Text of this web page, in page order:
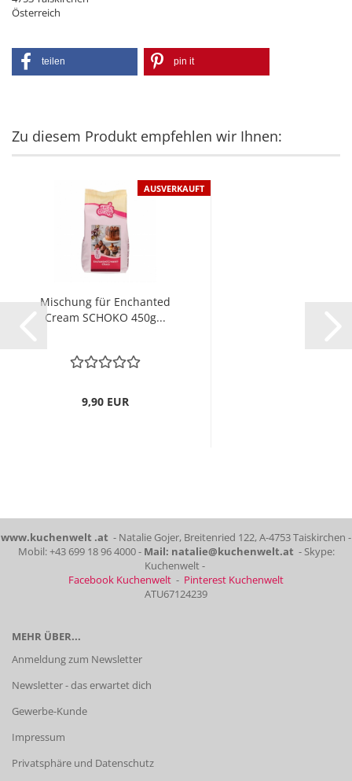
Österreich
teilen pin it
Zu diesem Produkt empfehlen wir Ihnen:
AUSVERKAUFT
Mischung für Enchanted
Cream SCHOKO 450g...
9,90 EUR
www.kuchenwelt .at - Natalie Gojer, Breitenried 122, A-4753 Taiskirchen -
Mobil: +43 699 18 96 4000 - Mail: natalie@kuchenwelt.at - Skype:
Kuchenwelt -
Facebook Kuchenwelt - Pinterest Kuchenwelt
ATU67124239
MEHR ÜBER...
Anmeldung zum Newsletter
Newsletter - das erwartet dich
Gewerbe-Kunde
Impressum
Privatsphäre und Datenschutz